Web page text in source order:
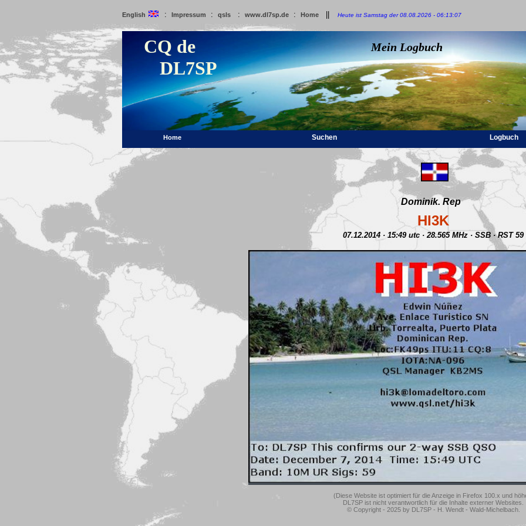
English : Impressum : qsls : www.dl7sp.de : Home Heute ist Samstag der 08.08.2026 - 06:13:07
CQ de
DL7SP
Mein Logbuch
Home Suchen Logbuch
Dominik. Rep
HI3K
07.12.2014 · 15:49 utc · 28.565 MHz · SSB · RST 59
(Diese Website ist optimiert für die Anzeige in Firefox 100.x und
DL7SP ist nicht verantwortlich für die Inhalte externer Websites.
© Copyright - 2025 by DL7SP - H. Wendt - Wald-Michelbach.